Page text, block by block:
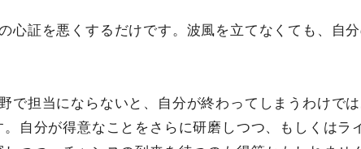
心証を悪くするだけです。波風を立てなくても、自
で担当にならないと、自分が終わってしまうわけで
自分が得意なことをさらに研磨しつつ、もしくはラ